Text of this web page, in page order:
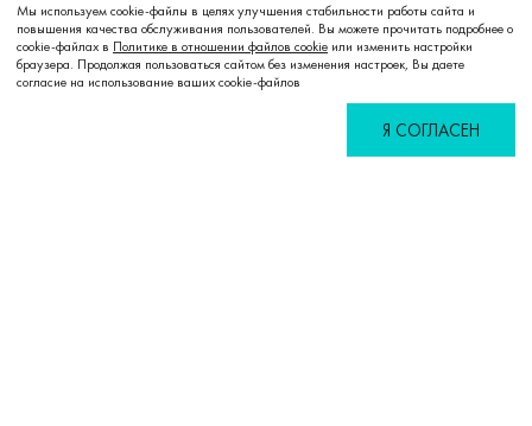
Мы используем cookie-файлы в целях улучшения стабильности работы сайта и
повышения качества обслуживания пользователей. Вы можете прочитать подробнее о
cookie-файлах в Политике в отношении файлов cookie или изменить настройки
браузера. Продолжая пользоваться сайтом без изменения настроек, Вы даете
согласие на использование ваших cookie-файлов
Я СОГЛАСЕН
Корзина Войти
Добавить в корзину